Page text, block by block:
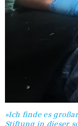
»Ich finde es